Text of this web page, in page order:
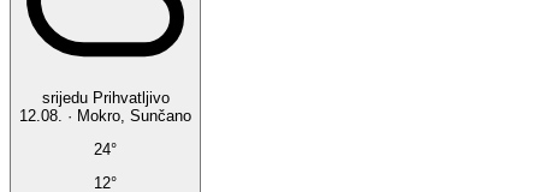
srijedu Prihvatljivo
12.08. ·
Mokro, Sunčano
24°
12°